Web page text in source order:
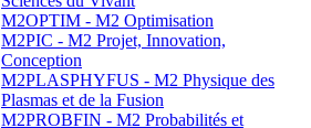
M2OPTIM - M2 Optimisation
M2PIC - M2 Projet, Innovation,
Conception
M2PLASPHYFUS - M2 Physique des
Plasmas et de la Fusion
M2PROBFIN - M2 Probabilités et